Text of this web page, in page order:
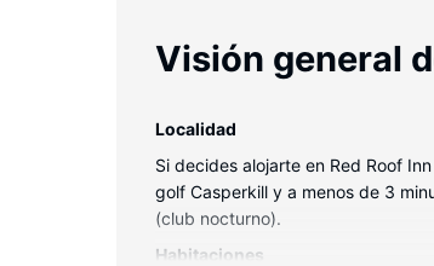
Visión general
Localidad
Si decides alojarte en Red Roof
golf Casperkill y a menos de 3
(club nocturno).
Habitaciones